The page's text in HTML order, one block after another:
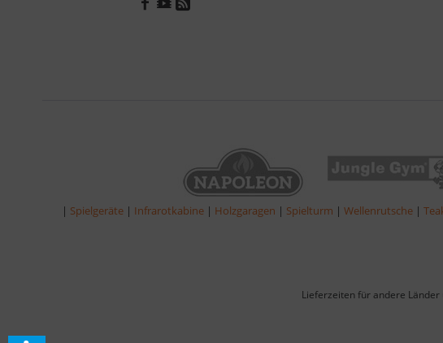
| Spielgeräte | Infrarotkabine | Holzgaragen | Spielturm | Wellenrutsche |
Lieferzeiten für andere